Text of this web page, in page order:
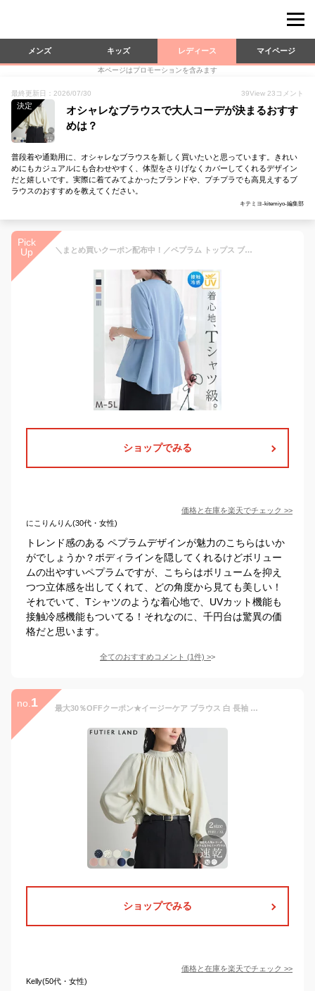
メンズ キッズ レディース マイページ
本ページはプロモーションを含みます
最終更新日：2026/07/30 39View 23 コメント
決定
オシャレなブラウスで大人コーデが決まるおすす
めは？
普段着や通勤用に、オシャレなブラウスを新しく買いたいと思っています。きれい
めにもカジュアルにも合わせやすく、体型をさりげなくカバーしてくれるデザイン
だと嬉しいです。実際に着てみてよかったブランドや、プチプラでも高見えするブ
ラウスのおすすめを教えてください。
キテミヨ-kitemiyo-編集部
Pick
Up
＼まとめ買いクーポン配布中！／ペプラム トップス ブラウス 半袖 かわいい きれい め レディース ジョーゼット素材 タック使い Tシャツ ビジネス 無地 毛玉になりにくい 接触冷感 ひんやり 抗菌防臭 体型カバー ストレッチ 2026夏 ベルーナ belluna M-5L 26su
ショップでみる
価格と在庫を楽天でチェック >>
にこりんりん(30代・女性)
トレンド感のある ペプラムデザインが魅力のこちらはいか
がでしょうか？ボディラインを隠してくれるけどボリュー
ムの出やすいペプラムですが、こちらはボリュームを抑え
つつ立体感を出してくれて、どの角度から見ても美しい！
それでいて、Tシャツのような着心地で、UVカット機能も
接触冷感機能もついてる！それなのに、千円台は驚異の価
格だと思います。
全てのおすすめコメント (1件) >
no. 1 最大30％OFFクーポン★イージーケア ブラウス 白 長袖 レディース 長袖 結婚式 入学式 卒業式 入園式 卒園式 入社式 オフィスカジュアル セレモニー フォーマル オケージョン オフィス ハイネック 上品 バルーン袖 フリル YP/ ハイネックバルーンスリーブブラウス
ショップでみる
価格と在庫を楽天でチェック >>
Kelly(50代・女性)